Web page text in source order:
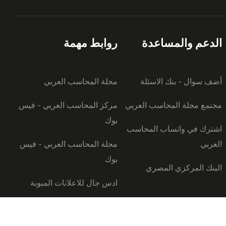
الدعم والمساعدة
أضف سوال - بنك الاسئلة
مجتمع مجلة المحاسب العربي
اشترك في واتساب المحاسب
العربي
البنك المركزي المصري
روابط مهمة
مجلة المحاسب العربي
مركز المحاسب العربي - فيس
بوك
مجلة المحاسب العربي - فيس
بوك
ادس جال للاعلانات المبوبة